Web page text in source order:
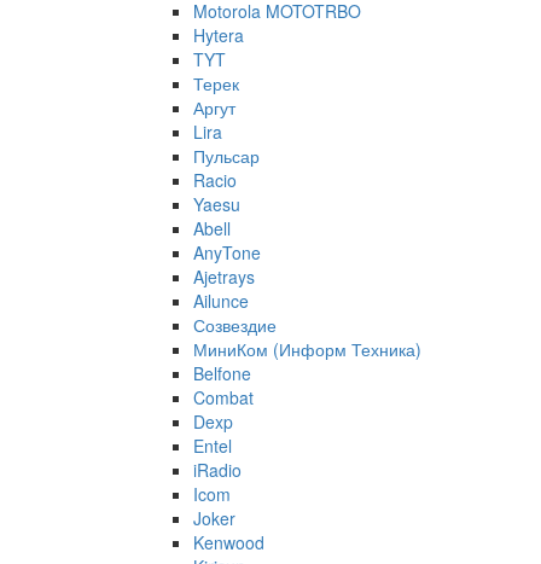
Motorola MOTOTRBO
Hytera
TYT
Терек
Аргут
Lira
Пульсар
Racio
Yaesu
Abell
AnyTone
Ajetrays
Ailunce
Созвездие
МиниКом (Информ Техника)
Belfone
Combat
Dexp
Entel
iRadio
Icom
Joker
Kenwood